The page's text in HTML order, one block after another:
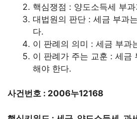
핵심쟁점 : 양도소득세 부
대법원의 판단 : 세금 부과
다.
이 판례의 의미 : 세금 부과
이 판례가 주는 교훈 : 세금
해야 한다.
사건번호 : 2006누12168